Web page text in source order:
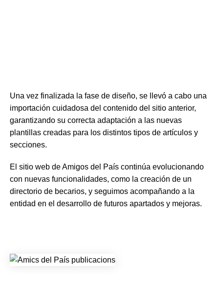
Una vez finalizada la fase de diseño, se llevó a cabo una
importación cuidadosa del contenido del sitio anterior,
garantizando su correcta adaptación a las nuevas
plantillas creadas para los distintos tipos de artículos y
secciones.
El sitio web de Amigos del País continúa evolucionando
con nuevas funcionalidades, como la creación de un
directorio de becarios, y seguimos acompañando a la
entidad en el desarrollo de futuros apartados y mejoras.